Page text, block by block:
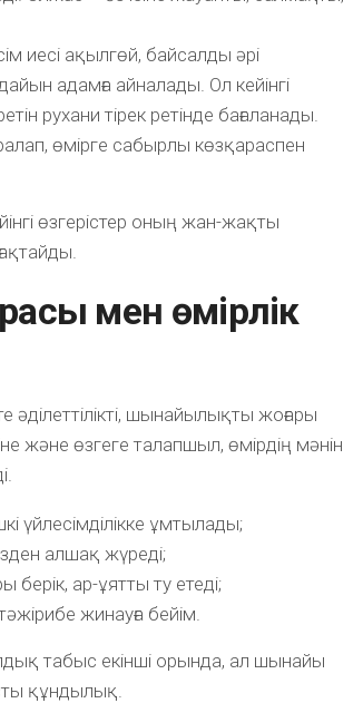
иесі ақылгөй, байсалды әрі
адамға айналады. Ол кейінгі
рухани тірек ретінде бағаланады.
өмірге сабырлы көзқараспен
өзгерістер оның жан-жақты
мен өмірлік
әділеттілікті, шынайылықты жоғары
және өзгеге талапшыл, өмірдің мәнін
үйлесімділікке ұмтылады;
алшақ жүреді;
ар-ұятты ту етеді;
жинауға бейім.
табыс екінші орында, ал шынайы
құндылық.